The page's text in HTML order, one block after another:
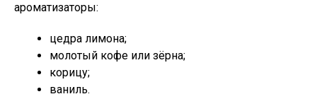
ароматизаторы:
цедра лимона;
молотый кофе или зёрна;
корицу;
ваниль.